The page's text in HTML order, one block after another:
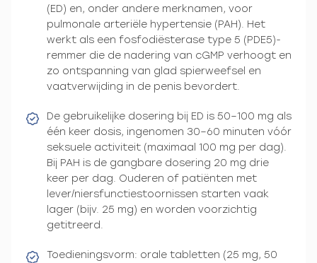
(ED) en, onder andere merknamen, voor
pulmonale arteriële hypertensie (PAH). Het
werkt als een fosfodiësterase type 5 (PDE5)-
remmer die de nadering van cGMP verhoogt en
zo ontspanning van glad spierweefsel en
vaatverwijding in de penis bevordert.
De gebruikelijke dosering bij ED is 50–100 mg als
één keer dosis, ingenomen 30–60 minuten vóór
seksuele activiteit (maximaal 100 mg per dag).
Bij PAH is de gangbare dosering 20 mg drie
keer per dag. Ouderen of patiënten met
lever/niersfunctiestoornissen starten vaak
lager (bijv. 25 mg) en worden voorzichtig
getitreerd.
Toedieningsvorm: orale tabletten (25 mg, 50